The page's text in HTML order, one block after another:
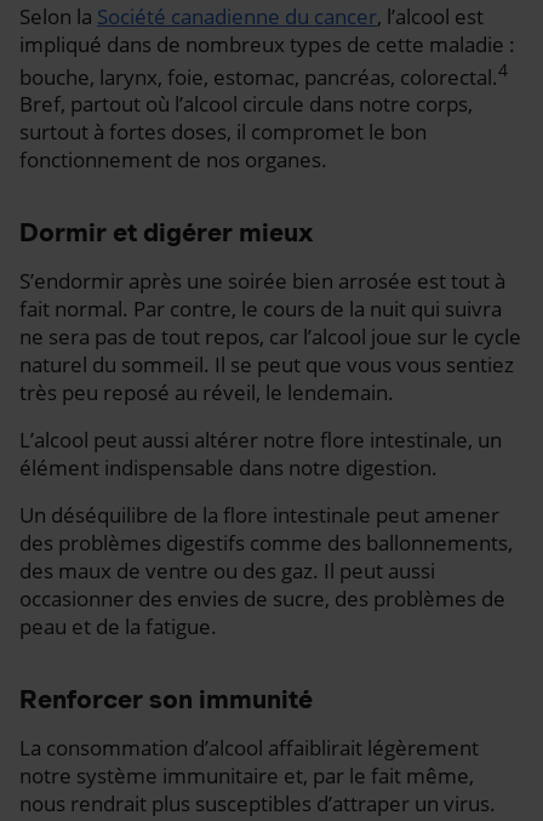
Selon la Société canadienne du cancer, l’alcool est
impliqué dans de nombreux types de cette maladie :
bouche, larynx, foie, estomac, pancréas, colorectal.4
Bref, partout où l’alcool circule dans notre corps,
surtout à fortes doses, il compromet le bon
fonctionnement de nos organes.
Dormir et digérer mieux
S’endormir après une soirée bien arrosée est tout à
fait normal. Par contre, le cours de la nuit qui suivra
ne sera pas de tout repos, car l’alcool joue sur le cycle
naturel du sommeil. Il se peut que vous vous sentiez
très peu reposé au réveil, le lendemain.
L’alcool peut aussi altérer notre flore intestinale, un
élément indispensable dans notre digestion.
Un déséquilibre de la flore intestinale peut amener
des problèmes digestifs comme des ballonnements,
des maux de ventre ou des gaz. Il peut aussi
occasionner des envies de sucre, des problèmes de
peau et de la fatigue.
Renforcer son immunité
La consommation d’alcool affaiblirait légèrement
notre système immunitaire et, par le fait même,
nous rendrait plus susceptibles d’attraper un virus.